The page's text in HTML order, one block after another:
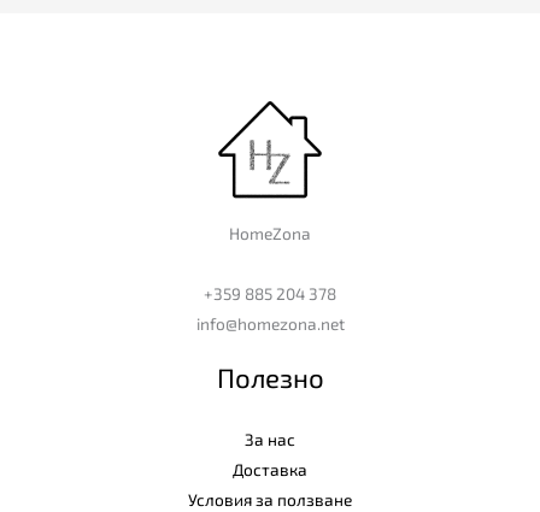
HomeZona
+359 885 204 378
info@homezona.net
Полезно
За нас
Доставка
Условия за ползване